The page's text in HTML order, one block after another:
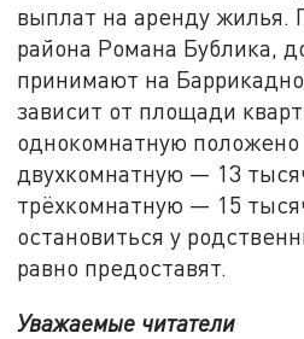
выплат на аренду жилья.
района Романа Бублика,
принимают на
зависит от площади
однокомнатную положено
двухкомнатную — 13
трёхкомнатную — 15
остановиться у
равно предоставят.
Уважаемые читатели